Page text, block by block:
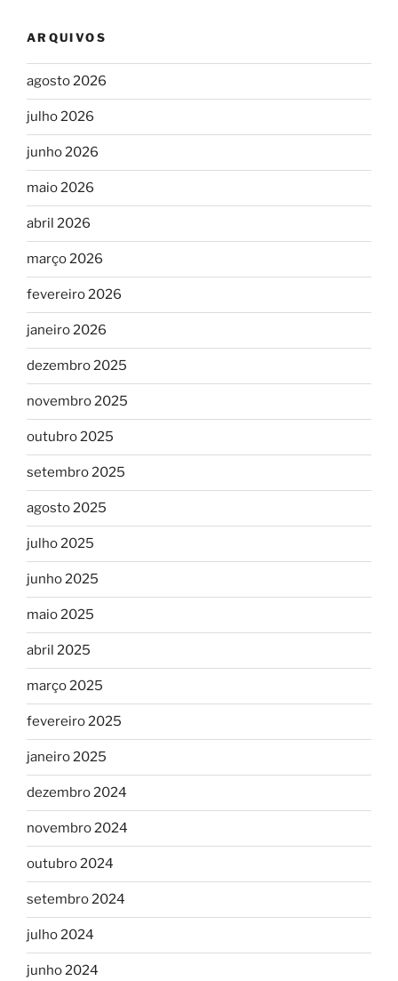
ARQUIVOS
agosto 2026
julho 2026
junho 2026
maio 2026
abril 2026
março 2026
fevereiro 2026
janeiro 2026
dezembro 2025
novembro 2025
outubro 2025
setembro 2025
agosto 2025
julho 2025
junho 2025
maio 2025
abril 2025
março 2025
fevereiro 2025
janeiro 2025
dezembro 2024
novembro 2024
outubro 2024
setembro 2024
julho 2024
junho 2024